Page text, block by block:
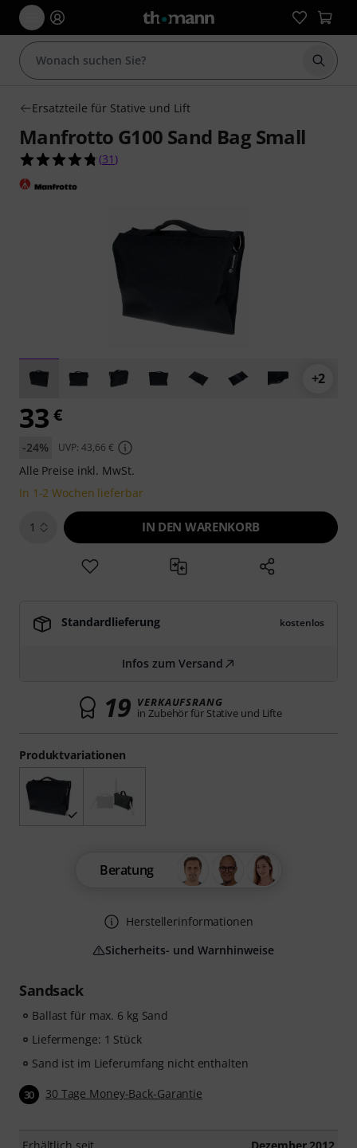
Suche
Ersatzteile für Stative und Lift
Manfrotto G100 Sand Bag Small
4.8 von 5 Sternen aus 31 Kundenbewertungen
(31 )
+2
Sandsack
Ballast für max. 6 kg Sand
Liefermenge: 1 Stück
Sand ist im Lieferumfang nicht enthalten
30 30 Tage Money-Back-Garantie
Produktvariationen
33 €
-24% UVP: 43,66 €
Alle Preise inkl. MwSt.
In 1-2 Wochen lieferbar
1 IN DEN WARENKORB
Standardlieferung kostenlos
Infos zum Versand
19 VERKAUFSRANG
in Zubehör für Stative und Lifte
Beratung
Herstellerinformationen
Sicherheits- und Warnhinweise